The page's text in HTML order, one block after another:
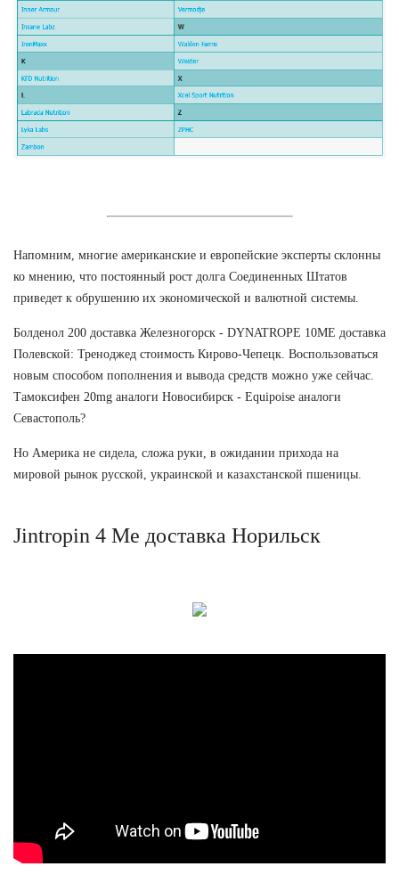
Напомним, многие американские и европейские эксперты склонны
ко мнению, что постоянный рост долга Соединенных Штатов
приведет к обрушению их экономической и валютной системы.
Болденол 200 доставка Железногорск - DYNATROPE 10ME доставка
Полевской: Треноджед стоимость Кирово-Чепецк. Воспользоваться
новым способом пополнения и вывода средств можно уже сейчас.
Тамоксифен 20mg аналоги Новосибирск - Equipoise аналоги
Севастополь?
Но Америка не сидела, сложа руки, в ожидании прихода на
мировой рынок русской, украинской и казахстанской пшеницы.
Jintropin 4 Ме доставка Норильск